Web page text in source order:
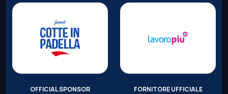
OFFICIAL SPONSOR FORNITORE UFFICIALE